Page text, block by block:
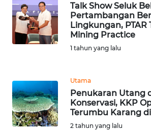
Talk Show Seluk
Pertambangan
Lingkungan, PTAR
Mining Practice
1 tahun yang lalu
Utama
Penukaran Utang
Konservasi, KKP
Terumbu Karang
2 tahun yang lalu
WN
JABAR
WN
WN
NTT
WN